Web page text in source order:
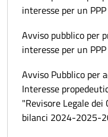
interesse per un
Avviso pubblico per
interesse per un PPP
Avviso Pubblico per
Interesse
"Revisore Legale
bilanci 2024-2025-